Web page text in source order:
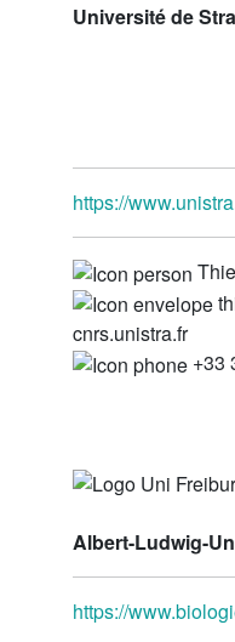
Université de
https://
cnrs.unistra.fr
+33
Albert-Ludwig-
https://